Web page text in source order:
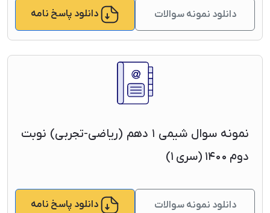
دانلود نمونه سوالات
نمونه سوال شیمی ۱ دهم (ریاضی-تجربی) نوبت
دوم ۱۴۰۰ (سری ۱)
دانلود نمونه سوالات